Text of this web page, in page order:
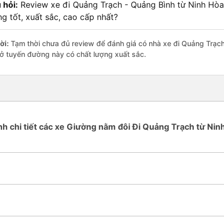
hỏi: Review xe đi Quảng Trạch - Quảng Bình từ Ninh
tốt, xuất sắc, cao cấp nhất?
Tạm thời chưa đủ review để đánh giá có nhà xe đi Quảng
tuyến đường này có chất lượng xuất sắc.
chi tiết các xe Giường nằm đôi Đi Quảng Trạch từ